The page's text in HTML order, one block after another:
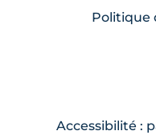
Politique
Accessibilité :